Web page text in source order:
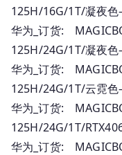
125H/16G/1T/凝
华为_订货:
125H/24G/1T/凝
华为_订货:
125H/24G/1T/云
华为_订货:
125H/24G/1T/
华为_订货: